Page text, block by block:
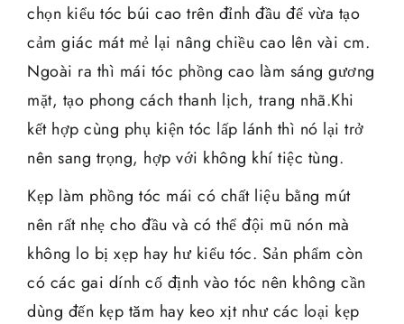
chọn kiểu tóc búi cao trên đỉnh đầu để vừa tạo
cảm giác mát mẻ lại nâng chiều cao lên vài cm.
Ngoài ra thì mái tóc phồng cao làm sáng gương
mặt, tạo phong cách thanh lịch, trang nhã.Khi
kết hợp cùng phụ kiện tóc lấp lánh thì nó lại trở
nên sang trọng, hợp với không khí tiệc tùng.
Kẹp làm phồng tóc mái có chất liệu bằng mút
nên rất nhẹ cho đầu và có thể đội mũ nón mà
không lo bị xẹp hay hư kiểu tóc. Sản phẩm còn
có các gai dính cố định vào tóc nên không cần
dùng đến kẹp tăm hay keo xịt như các loại kẹp